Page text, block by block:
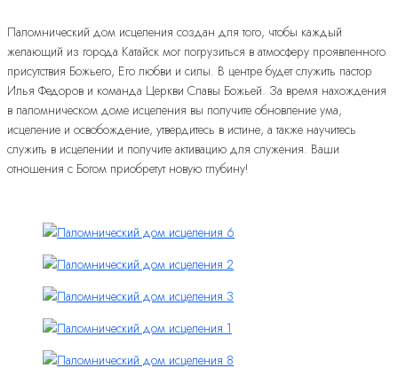
Паломнический дом исцеления создан для того, чтобы каждый
желающий из города Катайск мог погрузиться в атмосферу проявленного
присутствия Божьего, Его любви и силы. В центре будет служить пастор
Илья Федоров и команда Церкви Славы Божьей. За время нахождения
в паломническом доме исцеления вы получите обновление ума,
исцеление и освобождение, утвердитесь в истине, а также научитесь
служить в исцелении и получите активацию для служения. Ваши
отношения с Богом приобретут новую глубину!